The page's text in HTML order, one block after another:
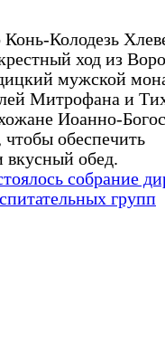
Конь-Колодезь
ход из
мужской
Митрофана и
Иоанно-
обеспечить
вкусный обед.
собрание
групп